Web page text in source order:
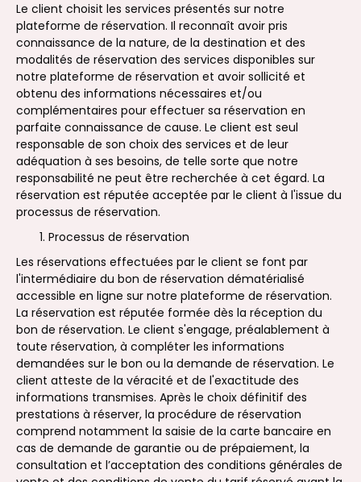
Le client choisit les services présentés sur notre
plateforme de réservation. Il reconnaît avoir pris
connaissance de la nature, de la destination et des
modalités de réservation des services disponibles sur
notre plateforme de réservation et avoir sollicité et
obtenu des informations nécessaires et/ou
complémentaires pour effectuer sa réservation en
parfaite connaissance de cause. Le client est seul
responsable de son choix des services et de leur
adéquation à ses besoins, de telle sorte que notre
responsabilité ne peut être recherchée à cet égard. La
réservation est réputée acceptée par le client à l'issue du
processus de réservation.
Processus de réservation
Les réservations effectuées par le client se font par
l'intermédiaire du bon de réservation dématérialisé
accessible en ligne sur notre plateforme de réservation.
La réservation est réputée formée dès la réception du
bon de réservation. Le client s'engage, préalablement à
toute réservation, à compléter les informations
demandées sur le bon ou la demande de réservation. Le
client atteste de la véracité et de l'exactitude des
informations transmises. Après le choix définitif des
prestations à réserver, la procédure de réservation
comprend notamment la saisie de la carte bancaire en
cas de demande de garantie ou de prépaiement, la
consultation et l’acceptation des conditions générales de